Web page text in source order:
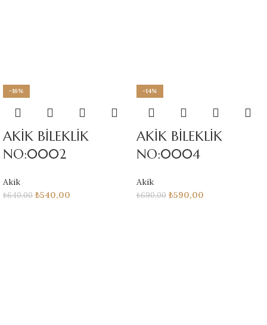
-16%
AKİK BİLEKLİK
NO:0002
Akik
₺640,00 ₺540,00
-14%
AKİK BİLEKLİK
NO:0004
Akik
₺690,00 ₺590,00